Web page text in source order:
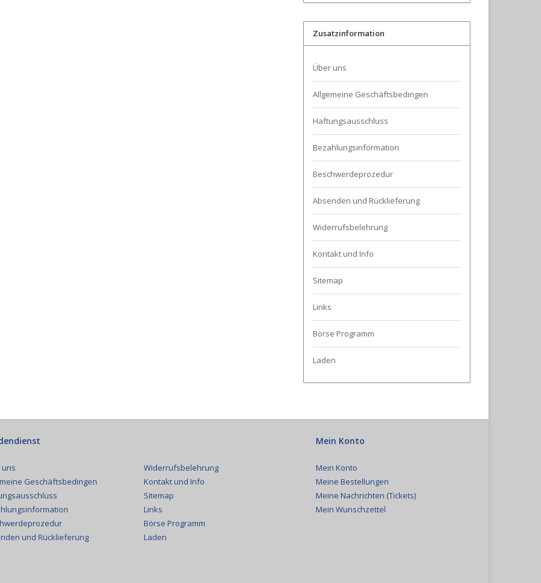
Zusatzinformation
Über uns
Allgemeine Geschäftsbedingen
Haftungsausschluss
Bezahlungsinformation
Beschwerdeprozedur
Absenden und Rücklieferung
Widerrufsbelehrung
Kontakt und Info
Sitemap
Links
Börse Programm
Laden
uns
Geschäftsbedingen
und Rücklieferung
Widerrufsbelehrung
Kontakt und Info
Sitemap
Links
Börse Programm
Laden
Mein Konto
Mein Konto
Meine Bestellungen
Meine Nachrichten (Tickets)
Mein Wunschzettel